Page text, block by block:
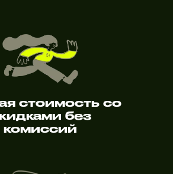
стоимость со
без
комиссий